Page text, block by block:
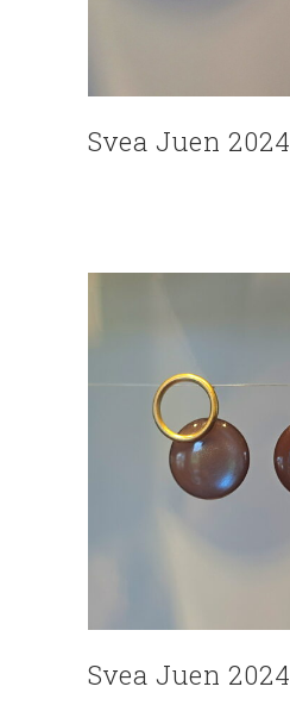
Svea Juen 2024
Svea Juen 2024